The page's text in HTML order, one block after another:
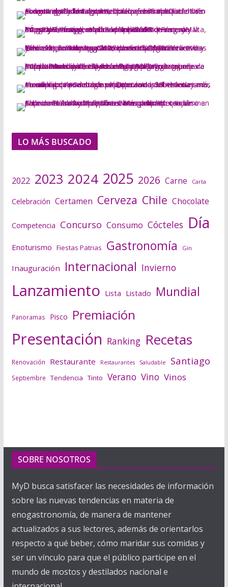
LO MÁS BUSCADO
2022 2023 2024 2025 2026 Carne Carta
Celebración Certamen Cerveza Chile Chocolate
Competencia Concurso Consumo Cócteles Día
Enoturismo Fiestas Patrias Gastronomía Gin
Inauguración Internacional Invierno
Lanzamiento Lista Listado Mundial
Panoramas Pisco Premiación
Presentación Ranking Recetas
Renovación Restaurante Restaurantes Saludable Santiago
Septiembre Tendencia Tinto Verano Vino Vinos
SOBRE NOSOTROS
MyD busca satisfacer las necesidades de información
sobre las nuevas tendencias en materia de
enogastronomía, de manera de mantener
actualizados a sus lectores, además de orientarlos
respecto a qué beber, cómo maridar sus comidas y
ser un vínculo para que el público participe en el
mundo de mostos y destilados nacional e